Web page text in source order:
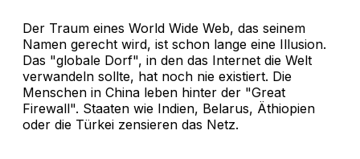
Der Traum eines World Wide Web, das seinem
Namen gerecht wird, ist schon lange eine Illusion.
Das "globale Dorf", in den das Internet die Welt
verwandeln sollte, hat noch nie existiert. Die
Menschen in China leben hinter der "Great
Firewall". Staaten wie Indien, Belarus, Äthiopien
oder die Türkei zensieren das Netz.